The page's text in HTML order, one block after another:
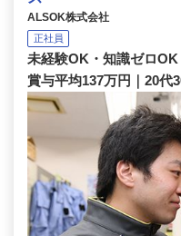
ALSOK株式会社
正社員
未経験OK・知識ゼロOK
賞与平均137万円｜20代